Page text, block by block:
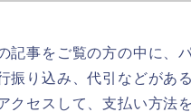
記事をご覧の方の中に、
振り込み、代引などがあ
クセスして、支払い方法